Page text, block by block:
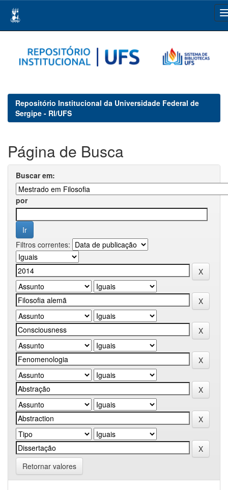
navigation
Repositório Institucional da Universidade Federal de
Sergipe - RI/UFS
Página de Busca
Buscar em:
por
Filtros correntes:
Retornar valores